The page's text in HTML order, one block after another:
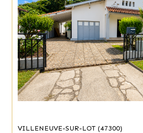
VILLENEUVE-SUR-LOT (47300)